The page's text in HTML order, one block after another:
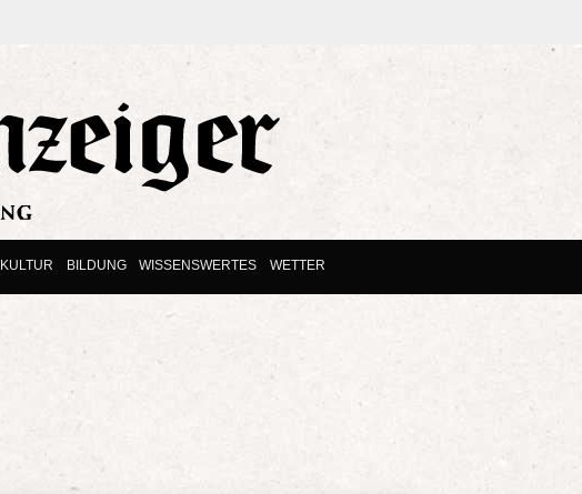
KULTUR BILDUNG WISSENSWERTES WETTER